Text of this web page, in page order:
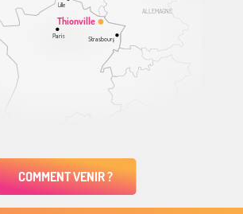
ALLEMAGNE
Thionville
Lille
Paris Strasbourg
COMMENT VENIR ?